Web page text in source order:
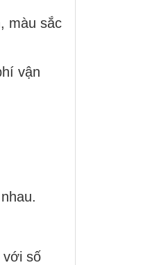
màu sắc
vận
với số